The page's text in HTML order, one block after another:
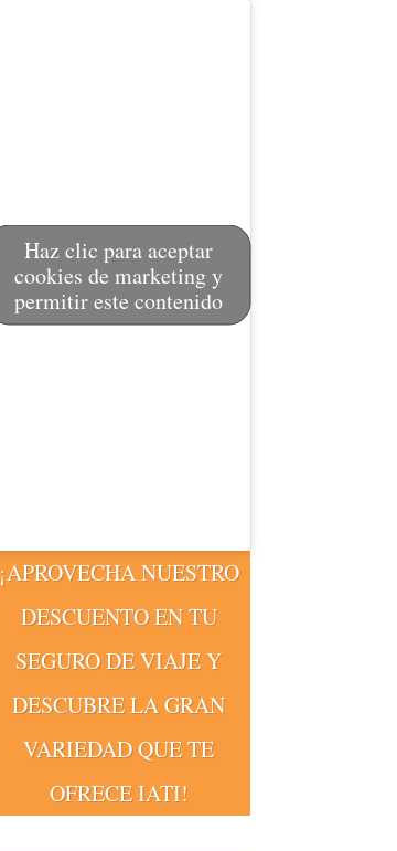
Haz clic para aceptar
cookies de marketing y
permitir este contenido
¡APROVECHA NUESTRO
DESCUENTO EN TU
SEGURO DE VIAJE Y
DESCUBRE LA GRAN
VARIEDAD QUE TE
OFRECE IATI!